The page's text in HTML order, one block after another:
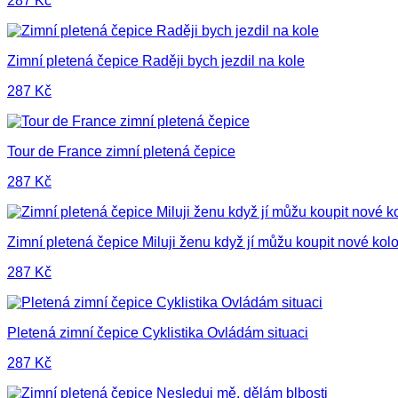
Zimní pletená čepice Raději bych jezdil na kole
287 Kč
Tour de France zimní pletená čepice
287 Kč
Zimní pletená čepice Miluji ženu když jí můžu koupit nové kolo
287 Kč
Pletená zimní čepice Cyklistika Ovládám situaci
287 Kč